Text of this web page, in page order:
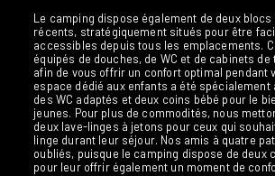
Le camping dispose également de deux
récents, stratégiquement situés pour être
accessibles depuis tous les emplacements.
équipés de douches, de WC et de cabinets
afin de vous offrir un confort optimal pendant
espace dédié aux enfants a été spécialement
des WC adaptés et deux coins bébé pour le
jeunes. Pour plus de commodités, nous
deux lave-linges à jetons pour ceux qui
linge durant leur séjour. Nos amis à quatre
oubliés, puisque le camping dispose de deux
pour leur offrir également un moment de